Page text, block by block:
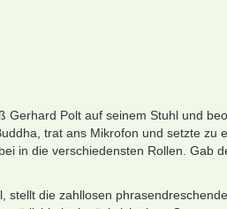
Gerhard Polt auf seinem Stuhl und
trat ans Mikrofon und setzte zu
in die verschiedensten Rollen. Gab
die zahllosen